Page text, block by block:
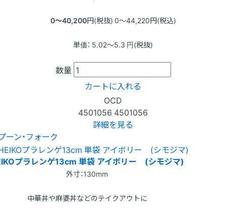
0〜40,200円(税抜) 0〜44,220円(税込)
単価： 5.02〜5.3 円(税抜)
数量
カートに入れる
OCD
4501056 4501056
詳細を見る
ーン・フォーク
プラレンゲ13cm 単袋 アイボリー (シモジマ)
外寸：130mm
中華丼や麻婆丼などのテイクアウトに